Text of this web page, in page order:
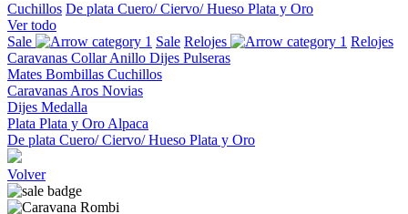
Cuchillos De plata Cuero/ Ciervo/ Hueso Plata y Oro
Ver todo
Sale
Sale Relojes
Relojes
Caravanas CollarAnillo Dijes Pulseras
Mates Bombillas Cuchillos
Caravanas Aros Novias
Dijes Medalla
Plata Plata y Oro Alpaca
De plata Cuero/ Ciervo/ Hueso Plata y Oro
Volver